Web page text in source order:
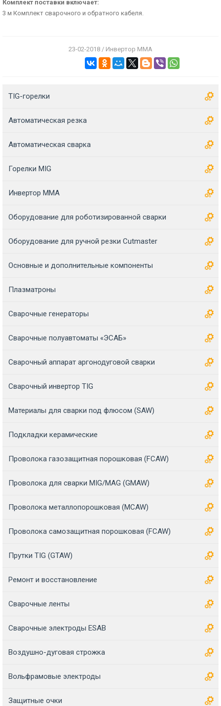
Комплект поставки включает:
3 м Комплект сварочного и обратного кабеля.
23-02-2018 / Инвертор MMA
TIG-горелки
Автоматическая резка
Автоматическая сварка
Горелки MIG
Инвертор MMA
Оборудование для роботизированной сварки
Оборудование для ручной резки Cutmaster
Основные и дополнительные компоненты
Плазматроны
Сварочные генераторы
Сварочные полуавтоматы «ЭСАБ»
Сварочный аппарат аргонодуговой сварки
Сварочный инвертор TIG
Материалы для сварки под флюсом (SAW)
Подкладки керамические
Проволока газозащитная порошковая (FCAW)
Проволока для сварки MIG/MAG (GMAW)
Проволока металлопорошковая (MCAW)
Проволока самозащитная порошковая (FCAW)
Прутки TIG (GTAW)
Ремонт и восстановление
Сварочные ленты
Сварочные электроды ESAB
Воздушно-дуговая строжка
Вольфрамовые электроды
Защитные очки